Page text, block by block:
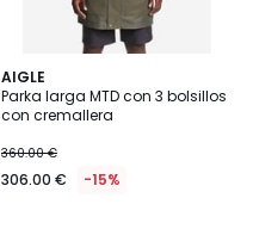
AIGLE
Parka larga MTD con 3 bolsillos
con cremallera
360.00 €
306.00 € -15%